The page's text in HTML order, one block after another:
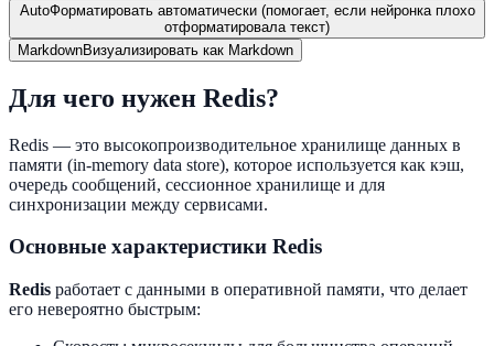
AutoФорматировать автоматически (помогает, если нейронка плохо
отформатировала текст)
MarkdownВизуализировать как Markdown
Для чего нужен Redis?
Redis — это высокопроизводительное хранилище данных в
памяти (in-memory data store), которое используется как кэш,
очередь сообщений, сессионное хранилище и для
синхронизации между сервисами.
Основные характеристики Redis
Redis работает с данными в оперативной памяти, что делает
его невероятно быстрым: